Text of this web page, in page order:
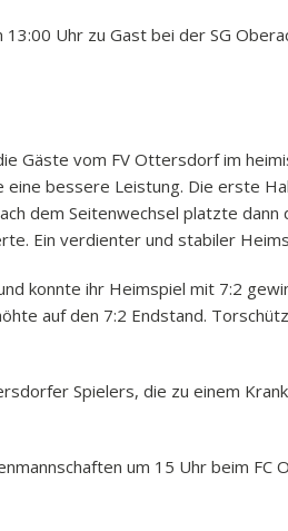
Uhr zu Gast bei der SG
Gäste vom FV Ottersdorf im
bessere Leistung. Die erste
dem Seitenwechsel platzte
Ein verdienter und stabiler
konnte ihr Heimspiel mit 7:2
auf den 7:2 Endstand.
Spielers, die zu einem
um 15 Uhr beim FC